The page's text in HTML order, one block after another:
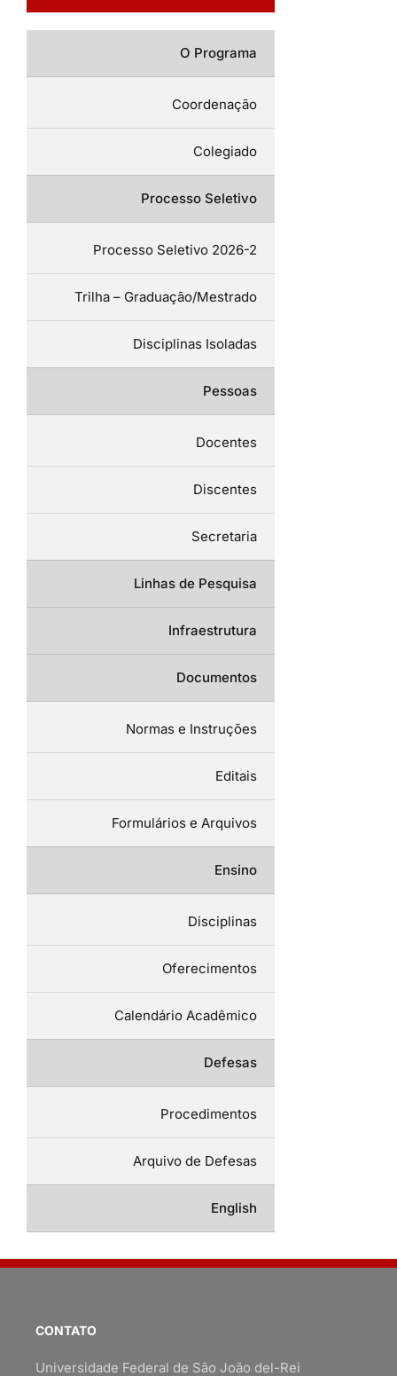
O Programa
Coordenação
Colegiado
Processo Seletivo
Processo Seletivo 2026-2
Trilha – Graduação/Mestrado
Disciplinas Isoladas
Pessoas
Docentes
Discentes
Secretaria
Linhas de Pesquisa
Infraestrutura
Documentos
Normas e Instruções
Editais
Formulários e Arquivos
Ensino
Disciplinas
Oferecimentos
Calendário Acadêmico
Defesas
Procedimentos
Arquivo de Defesas
English
CONTATO
Universidade Federal de São João del-Rei